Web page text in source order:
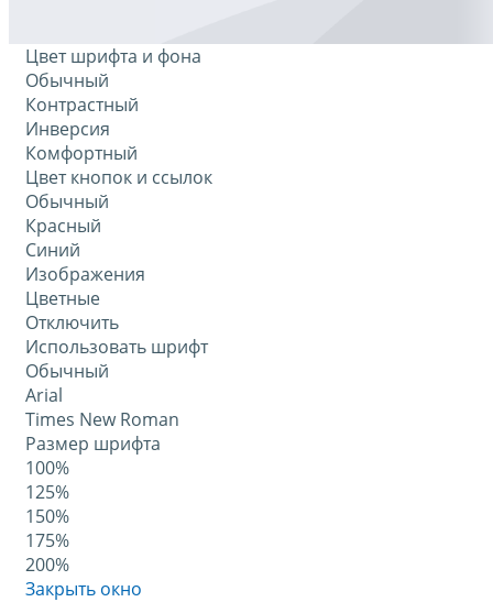
Цвет шрифта и фона
Обычный
Контрастный
Инверсия
Комфортный
Цвет кнопок и ссылок
Обычный
Красный
Синий
Изображения
Цветные
Отключить
Использовать шрифт
Обычный
Arial
Times New Roman
Размер шрифта
100%
125%
150%
175%
200%
Закрыть окно